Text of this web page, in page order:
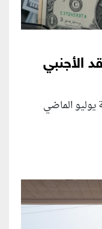
الأجنبي
يوليو الماضي